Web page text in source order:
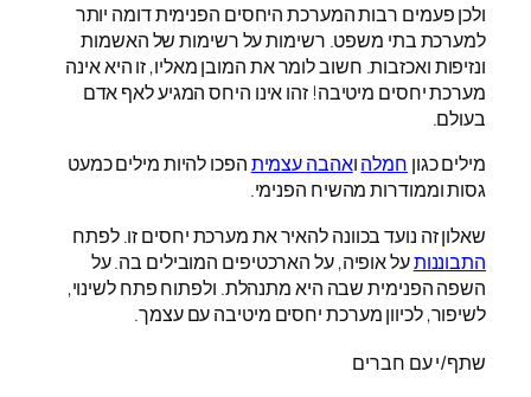
ולכן פעמים רבות המערכת היחסים הפנימית דומה יותר
למערכת בתי משפט. רשימות על רשימות של האשמות
ונזיפות ואכזבות. חשוב לומר את המובן מאליו, זו היא אינה
מערכת יחסים מיטיבה! זהו אינו היחס המגיע לאף אדם
בעולם.
מילים כגון חמלהואהבה עצמיתהפכו להיות מילים כמעט
גסות וממודרות מהשיח הפנימי.
שאלון זה נועד בכוונה להאיר את מערכת יחסים זו. לפתח
התבוננותעל אופיה, על הארכטיפים המובילים בה. על
השפה הפנימית שבה היא מתנהלת. ולפתוח פתח לשינוי,
לשיפור, לכיוון מערכת יחסים מיטיבה עם עצמך.
שתף/י עם חברים